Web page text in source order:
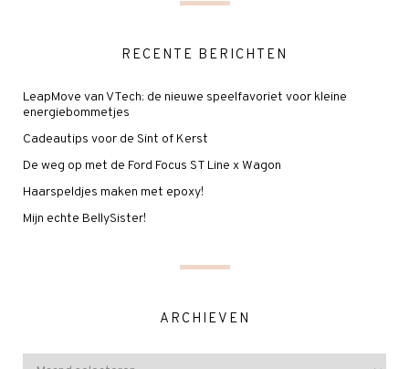
RECENTE BERICHTEN
LeapMove van VTech: de nieuwe speelfavoriet voor kleine
energiebommetjes
Cadeautips voor de Sint of Kerst
De weg op met de Ford Focus ST Line x Wagon
Haarspeldjes maken met epoxy!
Mijn echte BellySister!
ARCHIEVEN